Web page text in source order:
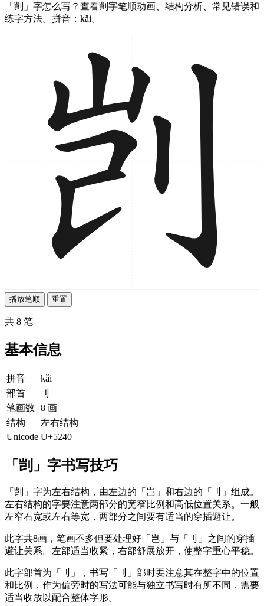
「剀」字怎么写？查看剀字笔顺动画、结构分析、常见错误和
练字方法。拼音：kǎi。
播放笔顺 重置
共 8 笔
基本信息
拼音
kǎi
部首
刂
笔画数
8 画
结构
左右结构
Unicode U+5240
「剀」字书写技巧
「剀」字为左右结构，由左边的「岂」和右边的「刂」组成。
左右结构的字要注意两部分的宽窄比例和高低位置关系。一般
左窄右宽或左右等宽，两部分之间要有适当的穿插避让。
此字共8画，笔画不多但要处理好「岂」与「刂」之间的穿插
避让关系。左部适当收紧，右部舒展放开，使整字重心平稳。
此字部首为「刂」，书写「刂」部时要注意其在整字中的位置
和比例，作为偏旁时的写法可能与独立书写时有所不同，需要
适当收放以配合整体字形。